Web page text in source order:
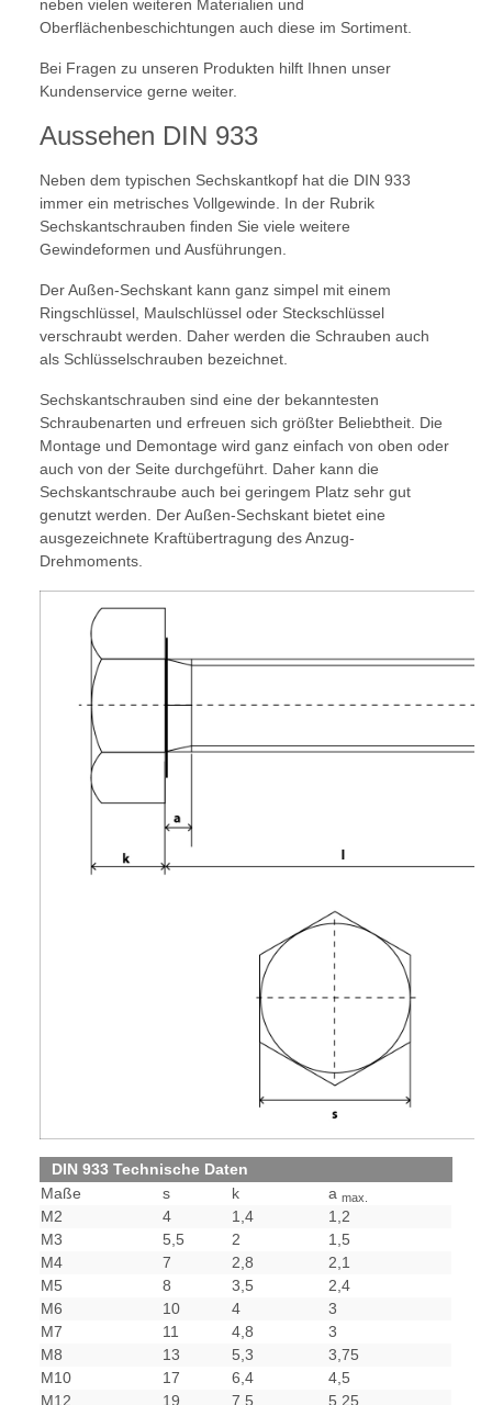
neben vielen weiteren Materialien und
Oberflächenbeschichtungen auch diese im Sortiment.
Bei Fragen zu unseren Produkten hilft Ihnen unser
Kundenservice gerne weiter.
Aussehen DIN 933
Neben dem typischen Sechskantkopf hat die DIN 933
immer ein metrisches Vollgewinde. In der Rubrik
Sechskantschrauben finden Sie viele weitere
Gewindeformen und Ausführungen.
Der Außen-Sechskant kann ganz simpel mit einem
Ringschlüssel, Maulschlüssel oder Steckschlüssel
verschraubt werden. Daher werden die Schrauben auch
als Schlüsselschrauben bezeichnet.
Sechskantschrauben sind eine der bekanntesten
Schraubenarten und erfreuen sich größter Beliebtheit. Die
Montage und Demontage wird ganz einfach von oben oder
auch von der Seite durchgeführt. Daher kann die
Sechskantschraube auch bei geringem Platz sehr gut
genutzt werden. Der Außen-Sechskant bietet eine
ausgezeichnete Kraftübertragung des Anzug-
Drehmoments.
DIN 933 Technische Daten
Maße
s k a max.
M2 4 1,4
1,2
M3
5,5 2
1,5
M4
7 2,8
2,1
M5
8 3,5
2,4
M6
10 4
3
M7
11 4,8
3
M8
13 5,3
3,75
M10
17 6,4
4,5
M12
19 7,5
5,25